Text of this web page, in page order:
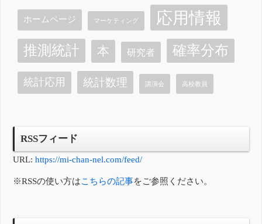
ホームページ マーケティング 応用情報
推測統計 本 研究者 確率分布
統計応用 統計数理 講演会 高校教員
RSSフィード
URL:https://mi-chan-nel.com/feed/
※RSSの使い方はこちらの記事をご参照ください。